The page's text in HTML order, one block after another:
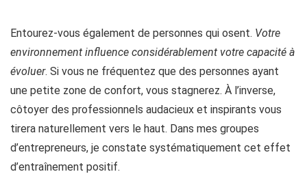
Entourez-vous également de personnes qui osent. Votre
environnement influence considérablement votre capacité à
évoluer. Si vous ne fréquentez que des personnes ayant
une petite zone de confort, vous stagnerez. À l’inverse,
côtoyer des professionnels audacieux et inspirants vous
tirera naturellement vers le haut. Dans mes groupes
d’entrepreneurs, je constate systématiquement cet effet
d’entraînement positif.